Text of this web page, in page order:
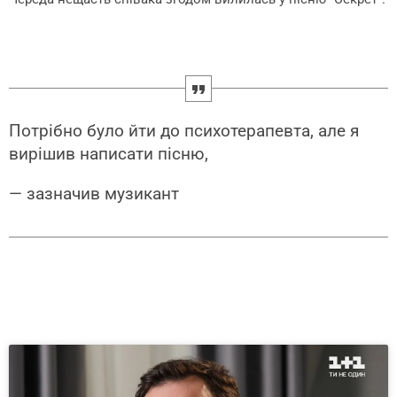
Потрібно було йти до психотерапевта, але я
вирішив написати пісню,
— зазначив музикант